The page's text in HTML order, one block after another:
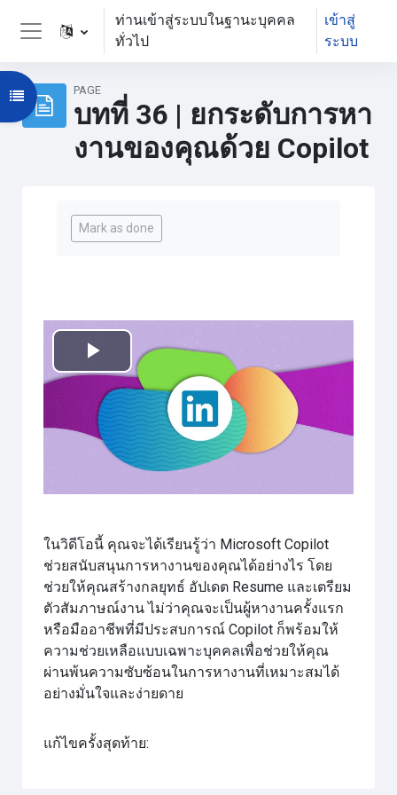
ข้ามไปที่เนื้อหาหลัก
Side panel
ท่านเข้าสู่ระบบในฐานะบุคคล
ทั่วไป
เข้าสู่
ระบบ
PAGE
บทที่ 36 | ยกระดับการหา
งานของคุณด้วย Copilot
Open course index
Mark as done
เล่น
วิดีโอ
ในวิดีโอนี้ คุณจะได้เรียนรู้ว่า Microsoft Copilot
ช่วยสนับสนุนการหางานของคุณได้อย่างไร โดย
ช่วยให้คุณสร้างกลยุทธ์ อัปเดต Resume และเตรียม
ตัวสัมภาษณ์งาน ไม่ว่าคุณจะเป็นผู้หางานครั้งแรก
หรือมืออาชีพที่มีประสบการณ์ Copilot ก็พร้อมให้
ความช่วยเหลือแบบเฉพาะบุคคลเพื่อช่วยให้คุณ
ผ่านพ้นความซับซ้อนในการหางานที่เหมาะสมได้
อย่างมั่นใจและง่ายดาย
แก้ไขครั้งสุดท้าย: